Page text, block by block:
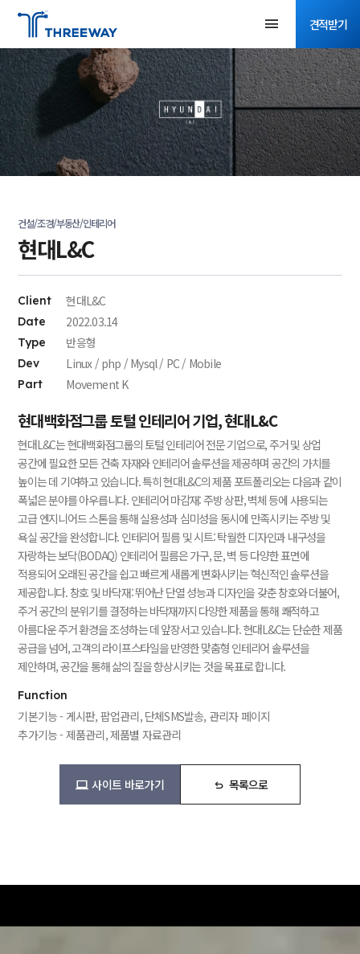
견적받기
건설/조경/부동산/인테리어
현대L&C
Client 현대L&C
Date 2022.03.14
Type 반응형
Dev Linux / php / Mysql / PC / Mobile
Part Movement K
현대백화점그룹 토털 인테리어 기업, 현대L&C
현대L&C는 현대백화점그룹의 토털 인테리어 전문 기업으로, 주거 및 상업
공간에 필요한 모든 건축 자재와 인테리어 솔루션을 제공하며 공간의 가치를
높이는 데 기여하고 있습니다.특히 현대L&C의 제품 포트폴리오는 다음과 같이
폭넓은 분야를 아우릅니다. 인테리어 마감재: 주방 상판, 벽체 등에 사용되는
고급 엔지니어드 스톤을 통해 실용성과 심미성을 동시에 만족시키는 주방 및
욕실 공간을 완성합니다. 인테리어 필름 및 시트: 탁월한 디자인과 내구성을
자랑하는 보닥(BODAQ) 인테리어 필름은 가구, 문, 벽 등 다양한 표면에
적용되어 오래된 공간을 쉽고 빠르게 새롭게 변화시키는 혁신적인 솔루션을
제공합니다.창호 및 바닥재: 뛰어난 단열 성능과 디자인을 갖춘 창호와 더불어,
주거 공간의 분위기를 결정하는 바닥재까지 다양한 제품을 통해 쾌적하고
아름다운 주거 환경을 조성하는 데 앞장서고 있습니다.현대L&C는 단순한 제품
공급을 넘어, 고객의 라이프스타일을 반영한 맞춤형 인테리어 솔루션을
제안하며, 공간을 통해 삶의 질을 향상시키는 것을 목표로 합니다.
Function
기본기능 - 게시판, 팝업관리, 단체SMS발송, 관리자 페이지
추가기능 - 제품관리, 제품별 자료관리
사이트 바로가기 목록으로